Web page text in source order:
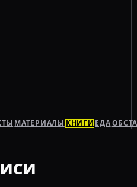
МАТЕРИАЛЫ КНИГИ ЕДА